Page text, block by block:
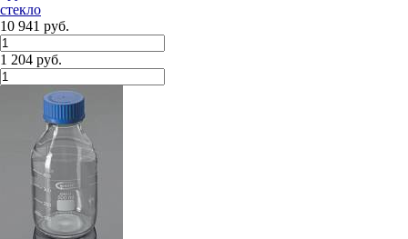
стекло
10 941 руб.
1 204 руб.